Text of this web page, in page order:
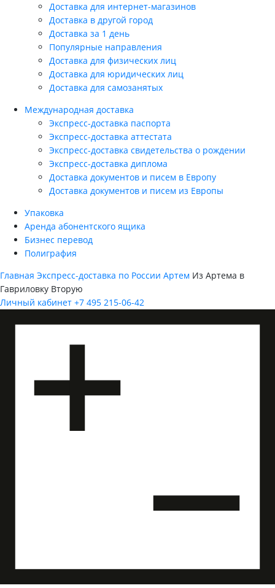
Доставка для интернет-магазинов
Доставка в другой город
Доставка за 1 день
Популярные направления
Доставка для физических лиц
Доставка для юридических лиц
Доставка для самозанятых
Международная доставка
Экспресс-доставка паспорта
Экспресс-доставка аттестата
Экспресс-доставка свидетельства о рождении
Экспресс-доставка диплома
Доставка документов и писем в Европу
Доставка документов и писем из Европы
Упаковка
Аренда абонентского ящика
Бизнес перевод
Полиграфия
Главная Экспресс-доставка по России Артем Из Артема в
Гавриловку Вторую
Личный кабинет +7 495 215-06-42